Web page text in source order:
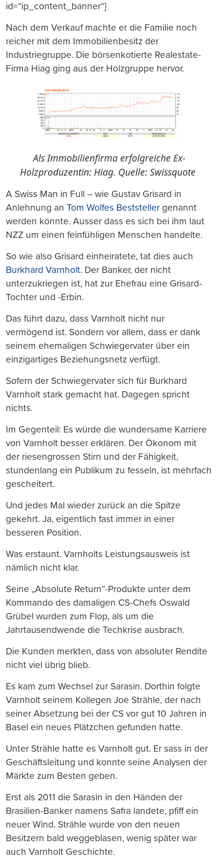
id=“ip_content_banner“]
Nach dem Verkauf machte er die Familie noch
reicher mit dem Immobilienbesitz der
Industriegruppe. Die börsenkotierte Realestate-
Firma Hiag ging aus der Holzgruppe hervor.
Als Immobilienfirma erfolgreiche Ex-
Holzproduzentin: Hiag. Quelle: Swissquote
A Swiss Man in Full – wie Gustav Grisard in
Anlehnung an Tom Wolfes Beststeller genannt
werden könnte. Ausser dass es sich bei ihm laut
NZZ um einen feinfühligen Menschen handelte.
So wie also Grisard einheiratete, tat dies auch
Burkhard Varnholt. Der Banker, der nicht
unterzukriegen ist, hat zur Ehefrau eine Grisard-
Tochter und -Erbin.
Das führt dazu, dass Varnholt nicht nur
vermögend ist. Sondern vor allem, dass er dank
seinem ehemaligen Schwiegervater über ein
einzigartiges Beziehungsnetz verfügt.
Sofern der Schwiegervater sich für Burkhard
Varnholt stark gemacht hat. Dagegen spricht
nichts.
Im Gegenteil: Es würde die wundersame Karriere
von Varnholt besser erklären. Der Ökonom mit
der riesengrossen Stirn und der Fähigkeit,
stundenlang ein Publikum zu fesseln, ist mehrfach
gescheitert.
Und jedes Mal wieder zurück an die Spitze
gekehrt. Ja, eigentlich fast immer in einer
besseren Position.
Was erstaunt. Varnholts Leistungsausweis ist
nämlich nicht klar.
Seine „Absolute Return“-Produkte unter dem
Kommando des damaligen CS-Chefs Oswald
Grübel wurden zum Flop, als um die
Jahrtausendwende die Techkrise ausbrach.
Die Kunden merkten, dass von absoluter Rendite
nicht viel übrig blieb.
Es kam zum Wechsel zur Sarasin. Dorthin folgte
Varnholt seinem Kollegen Joe Strähle, der nach
seiner Absetzung bei der CS vor gut 10 Jahren in
Basel ein neues Plätzchen gefunden hatte.
Unter Strähle hatte es Varnholt gut. Er sass in der
Geschäftsleitung und konnte seine Analysen der
Märkte zum Besten geben.
Erst als 2011 die Sarasin in den Händen der
Brasilien-Banker namens Safra landete, pfiff ein
neuer Wind. Strähle wurde von den neuen
Besitzern bald weggeblasen, wenig später war
auch Varnholt Geschichte.